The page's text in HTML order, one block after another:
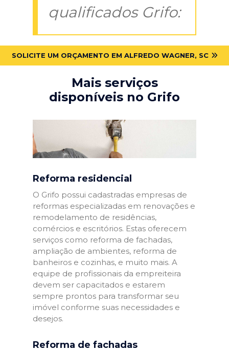
qualificados Grifo:
SOLICITE UM ORÇAMENTO EM ALFREDO WAGNER, SC
Mais serviços
disponíveis no Grifo
Reforma residencial
O Grifo possui cadastradas empresas de
reformas especializadas em renovações e
remodelamento de residências,
comércios e escritórios. Estas oferecem
serviços como reforma de fachadas,
ampliação de ambientes, reforma de
banheiros e cozinhas, e muito mais. A
equipe de profissionais da empreiteira
devem ser capacitados e estarem
sempre prontos para transformar seu
imóvel conforme suas necessidades e
desejos.
Reforma de fachadas